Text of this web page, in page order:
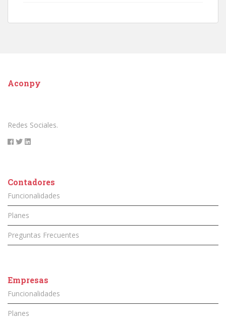
Aconpy
Redes Sociales.
Contadores
Funcionalidades
Planes
Preguntas Frecuentes
Empresas
Funcionalidades
Planes